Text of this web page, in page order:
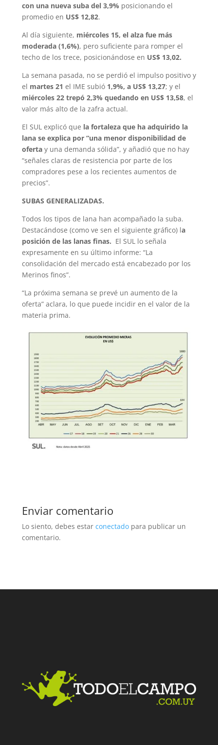
con una nueva suba del 3,9% posicionando el
promedio en US$ 12,82.
Al día siguiente, miércoles 15, el alza fue más
moderada (1,6%), pero suficiente para romper el
techo de los trece, posicionándose en US$ 13,02.
La semana pasada, no se perdió el impulso positivo y
el martes 21 el IME subió 1,9%, a US$ 13,27; y el
miércoles 22 trepó 2,3% quedando en US$ 13,58, el
valor más alto de la zafra actual.
El SUL explicó que la fortaleza que ha adquirido la
lana se explica por “una menor disponibilidad de
ofertay una demanda sólida”, y añadió que no hay
“señales claras de resistencia por parte de los
compradores pese a los recientes aumentos de
precios”.
SUBAS GENERALIZADAS.
Todos los tipos de lana han acompañado la suba.
Destacándose (como ve sen el siguiente gráfico) la
posición de las lanas finas. El SUL lo señala
expresamente en su último informe: “La
consolidación del mercado está encabezado por los
Merinos finos”.
“La próxima semana se prevé un aumento de la
oferta” aclara, lo que puede incidir en el valor de la
materia prima.
Enviar comentario
Lo siento, debes estar conectadopara publicar un
comentario.
Facebook